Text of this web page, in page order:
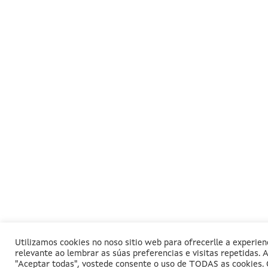
Utilizamos cookies no noso sitio web para ofrecerlle a
relevante ao lembrar as súas preferencias e visitas repetidas.
"Aceptar todas", vostede consente o uso de TODAS as cookies.